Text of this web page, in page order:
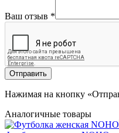
Ваш отзыв *
Отправить
Нажимая на кнопку
Аналогичные товары